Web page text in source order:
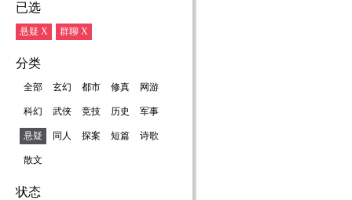
已选
悬疑 X 群聊 X
分类
全部 玄幻 都市 修真 网游
科幻 武侠 竞技 历史 军事
悬疑 同人 探案 短篇 诗歌
散文
状态